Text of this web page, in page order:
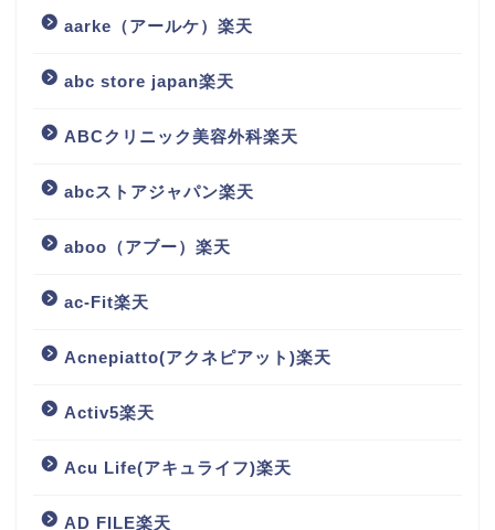
aarke（アールケ）楽天
abc store japan楽天
ABCクリニック美容外科楽天
abcストアジャパン楽天
aboo（アブー）楽天
ac-Fit楽天
Acnepiatto(アクネピアット)楽天
Activ5楽天
Acu Life(アキュライフ)楽天
AD FILE楽天